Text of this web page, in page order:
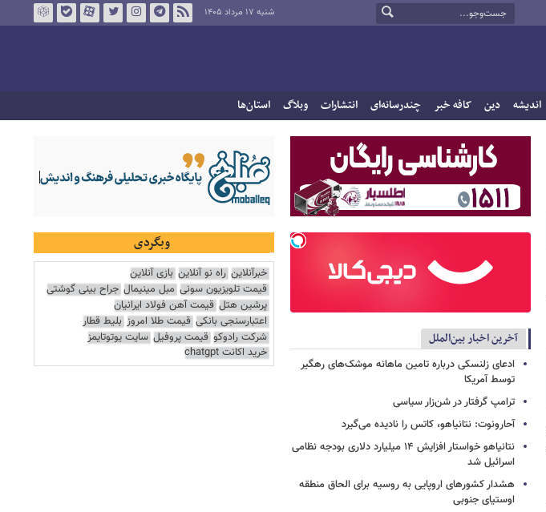
شنبه ۱۷ مرداد ۱۴۰۵
اندیشه دین کافه خبر چندرسانه‌ای انتشارات وبلاگ استان‌ها
آخرین اخبار بین‌الملل
ادعای زلنسکی درباره تامین ماهانه موشک‌های رهگیر
توسط آمریکا
ترامپ گرفتار در شن‌زار سیاسی
آحارونوت: نتانیاهو، کاتس را نادیده می‌گیرد
نتانیاهو خواستار افزایش ۱۴ میلیارد دلاری بودجه نظامی
اسرائیل شد
هشدار کشورهای اروپایی به روسیه برای الحاق منطقه
اوستیای جنوبی
وبگردی
خبرآنلاین راه نو آنلاین بازی آنلاین
قیمت تلویزیون سونی مبل مینیمال جراح بینی گوشتی
پرشین هتل قیمت آهن فولاد ایرانیان
اعتبارسنجی بانکی قیمت طلا امروز بلیط قطار
شرکت رادوکو قیمت پروفیل سایت یوتوتایمز
خرید اکانت chatgpt